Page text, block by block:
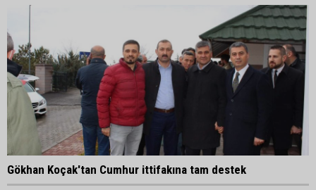
Gökhan Koçak'tan Cumhur ittifakına tam destek